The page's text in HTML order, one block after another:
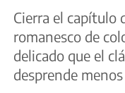
Cierra el capítulo
romanesco de
delicado que el
desprende